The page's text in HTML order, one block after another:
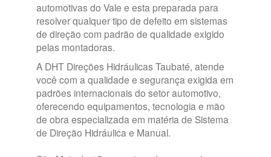
automotivas do Vale e esta preparada para
resolver qualquer tipo de defeito em sistemas
de direção com padrão de qualidade exigido
pelas montadoras.
A DHT Direções Hidráulicas Taubaté, atende
você com a qualidade e segurança exigida em
padrões internacionais do setor automotivo,
oferecendo equipamentos, tecnologia e mão
de obra especializada em matéria de Sistema
de Direção Hidráulica e Manual.